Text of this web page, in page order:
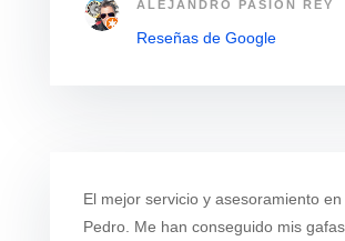
ALEJANDRO PASIÓN REY
Reseñas de Google
El mejor servicio y asesoramiento en
Pedro. Me han conseguido mis